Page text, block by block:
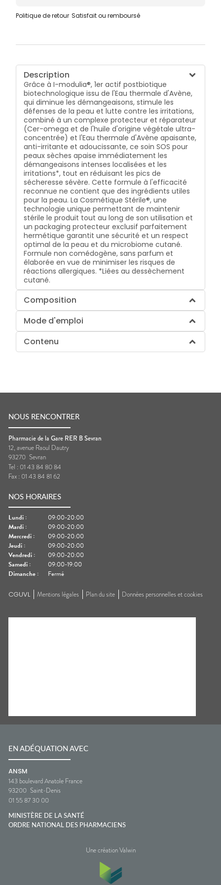
Politique de retour Satisfait ou remboursé
Description
Grâce à I-modulia®, 1er actif postbiotique
biotechnologique issu de l'Eau thermale d'Avène,
qui diminue les démangeaisons, stimule les
défenses de la peau et lutte contre les irritations,
combiné à un complexe protecteur et réparateur
(Cer-omega et de l'huile d'origine végétale ultra-
concentrée) et l'Eau thermale d'Avène apaisante,
anti-irritante et adoucissante, ce soin SOS pour
peaux sèches apaise immédiatement les
démangeaisons intenses localisées et les
irritations*, tout en réduisant les pics de
sécheresse sévère. Cette formule à l'efficacité
reconnue ne contient que des ingrédients utiles
pour la peau. La Cosmétique Stérile®, une
technologie unique permettant de maintenir
stérile le produit tout au long de son utilisation et
un packaging protecteur exclusif parfaitement
hermétique garantit une sécurité et un respect
optimal de la peau et du microbiome cutané.
Formule non comédogène, sans parfum et
élaborée en vue de minimiser les risques de
réactions allergiques. *Liées au dessèchement
cutané.
Composition
Mode d'emploi
Contenu
NOUS RENCONTRER
Pharmacie de la Gare RER B Sevran
12, avenue Raoul Dautry
93270 Sevran
Tel : 01 43 84 80 84
Fax : 01 43 84 81 62
NOS HORAIRES
Lundi :
09:00-20:00
Mardi :
09:00-20:00
Mercredi :
09:00-20:00
Jeudi :
09:00-20:00
Vendredi :
09:00-20:00
Samedi :
09:00-19:00
Dimanche : Fermé
CGUVL Mentions légales Plan du site Données personnelles et cookies
EN ADÉQUATION AVEC
ANSM
143 boulevard Anatole France
93200 Saint-Denis
01 55 87 30 00
MINISTÈRE DE LA SANTÉ
ORDRE NATIONAL DES PHARMACIENS
Une création Valwin